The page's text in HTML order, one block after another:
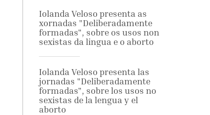
Iolanda Veloso presenta as
xornadas "Deliberadamente
formadas", sobre os usos non
sexistas da lingua e o aborto
Iolanda Veloso presenta las
jornadas "Deliberadamente
formadas", sobre los usos no
sexistas de la lengua y el
aborto